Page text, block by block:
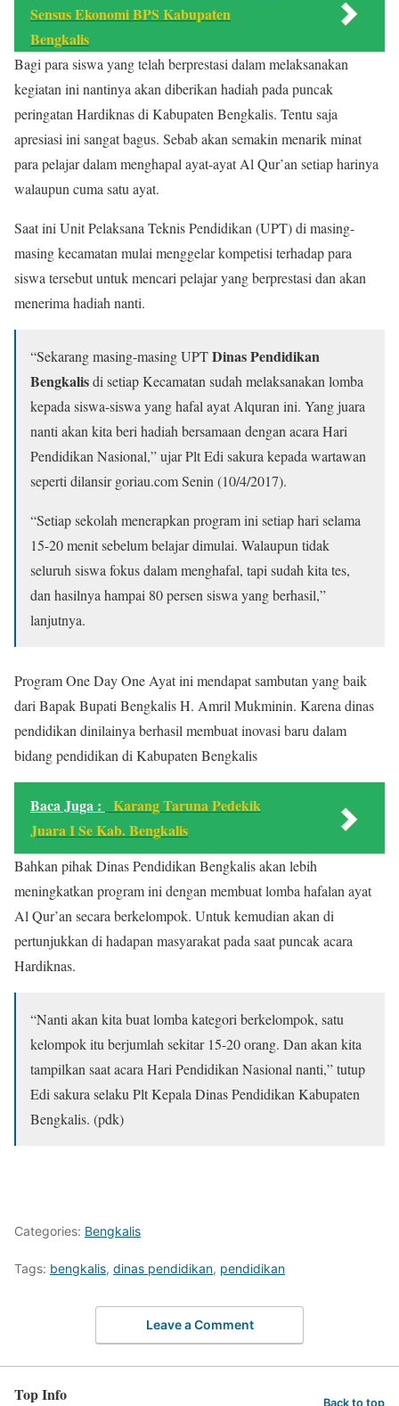
Sensus Ekonomi BPS Kabupaten
Bengkalis
Bagi para siswa yang telah berprestasi dalam melaksanakan
kegiatan ini nantinya akan diberikan hadiah pada puncak
peringatan Hardiknas di Kabupaten Bengkalis. Tentu saja
apresiasi ini sangat bagus. Sebab akan semakin menarik minat
para pelajar dalam menghapal ayat-ayat Al Qur’an setiap harinya
walaupun cuma satu ayat.
Saat ini Unit Pelaksana Teknis Pendidikan (UPT) di masing-
masing kecamatan mulai menggelar kompetisi terhadap para
siswa tersebut untuk mencari pelajar yang berprestasi dan akan
menerima hadiah nanti.
“Sekarang masing-masing UPTDinas Pendidikan
Bengkalisdi setiap Kecamatan sudah melaksanakan lomba
kepada siswa-siswa yang hafal ayat Alquran ini. Yang juara
nanti akan kita beri hadiah bersamaan dengan acara Hari
Pendidikan Nasional,” ujar Plt Edi sakura kepada wartawan
seperti dilansir goriau.com Senin (10/4/2017).
“Setiap sekolah menerapkan program ini setiap hari selama
15-20 menit sebelum belajar dimulai. Walaupun tidak
seluruh siswa fokus dalam menghafal, tapi sudah kita tes,
dan hasilnya hampai 80 persen siswa yang berhasil,”
lanjutnya.
Program One Day One Ayat ini mendapat sambutan yang baik
dari Bapak Bupati Bengkalis H. Amril Mukminin. Karena dinas
pendidikan dinilainya berhasil membuat inovasi baru dalam
bidang pendidikan di Kabupaten Bengkalis
Baca Juga :
Karang Taruna Pedekik
Juara I Se Kab. Bengkalis
Bahkan pihak Dinas Pendidikan Bengkalis akan lebih
meningkatkan program ini dengan membuat lomba hafalan ayat
Al Qur’an secara berkelompok. Untuk kemudian akan di
pertunjukkan di hadapan masyarakat pada saat puncak acara
Hardiknas.
“Nanti akan kita buat lomba kategori berkelompok, satu
kelompok itu berjumlah sekitar 15-20 orang. Dan akan kita
tampilkan saat acara Hari Pendidikan Nasional nanti,” tutup
Edi sakura selaku Plt Kepala Dinas Pendidikan Kabupaten
Bengkalis. (pdk)
Categories: Bengkalis
Tags: bengkalis, dinas pendidikan, pendidikan
Leave a Comment
Top Info Back to top